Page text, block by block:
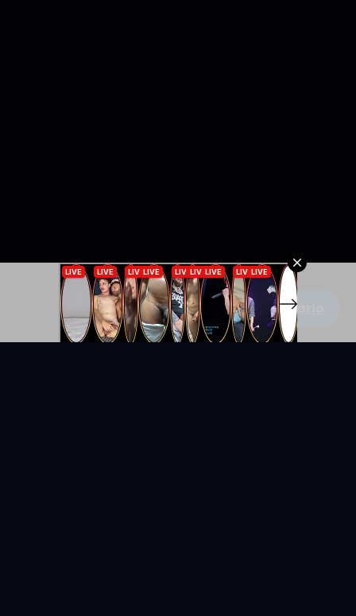
Escribe un comentario